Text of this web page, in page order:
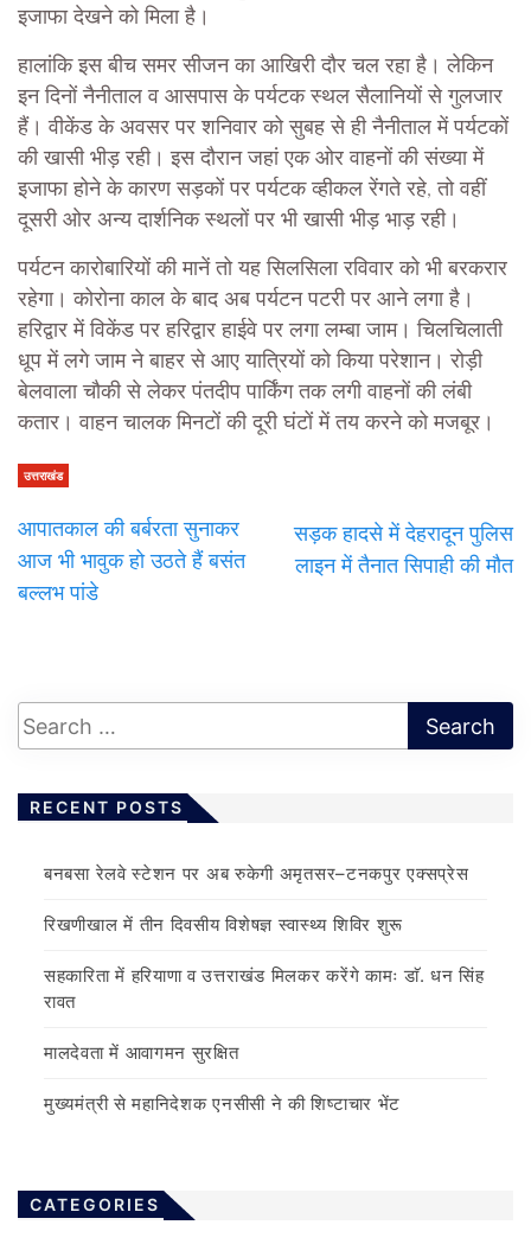
इजाफा देखने को मिला है।
हालांकि इस बीच समर सीजन का आखिरी दौर चल रहा है। लेकिन
इन दिनों नैनीताल व आसपास के पर्यटक स्थल सैलानियों से गुलजार
हैं। वीकेंड के अवसर पर शनिवार को सुबह से ही नैनीताल में पर्यटकों
की खासी भीड़ रही। इस दौरान जहां एक ओर वाहनों की संख्या में
इजाफा होने के कारण सड़कों पर पर्यटक व्हीकल रेंगते रहे, तो वहीं
दूसरी ओर अन्य दार्शनिक स्थलों पर भी खासी भीड़ भाड़ रही।
पर्यटन कारोबारियों की मानें तो यह सिलसिला रविवार को भी बरकरार
रहेगा। कोरोना काल के बाद अब पर्यटन पटरी पर आने लगा है।
हरिद्वार में विकेंड पर हरिद्वार हाईवे पर लगा लम्बा जाम। चिलचिलाती
धूप में लगे जाम ने बाहर से आए यात्रियों को किया परेशान। रोड़ी
बेलवाला चौकी से लेकर पंतदीप पार्किंग तक लगी वाहनों की लंबी
कतार। वाहन चालक मिनटों की दूरी घंटों में तय करने को मजबूर।
उत्तराखंड
आपातकाल की बर्बरता सुनाकर
आज भी भावुक हो उठते हैं बसंत
बल्लभ पांडे
सड़क हादसे में देहरादून पुलिस
लाइन में तैनात सिपाही की मौत
RECENT POSTS
बनबसा रेलवे स्टेशन पर अब रुकेगी अमृतसर–टनकपुर एक्सप्रेस
रिखणीखाल में तीन दिवसीय विशेषज्ञ स्वास्थ्य शिविर शुरू
सहकारिता में हरियाणा व उत्तराखंड मिलकर करेंगे कामः डाॅ. धन सिंह
रावत
मालदेवता में आवागमन सुरक्षित
मुख्यमंत्री से महानिदेशक एनसीसी ने की शिष्टाचार भेंट
CATEGORIES